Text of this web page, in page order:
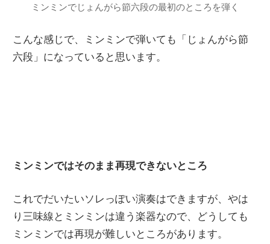
ミンミンでじょんがら節六段の最初のところを弾く
こんな感じで、ミンミンで弾いても「じょんがら節
六段」になっていると思います。
ミンミンではそのまま再現できないところ
これでだいたいソレっぽい演奏はできますが、やは
り三味線とミンミンは違う楽器なので、どうしても
ミンミンでは再現が難しいところがあります。